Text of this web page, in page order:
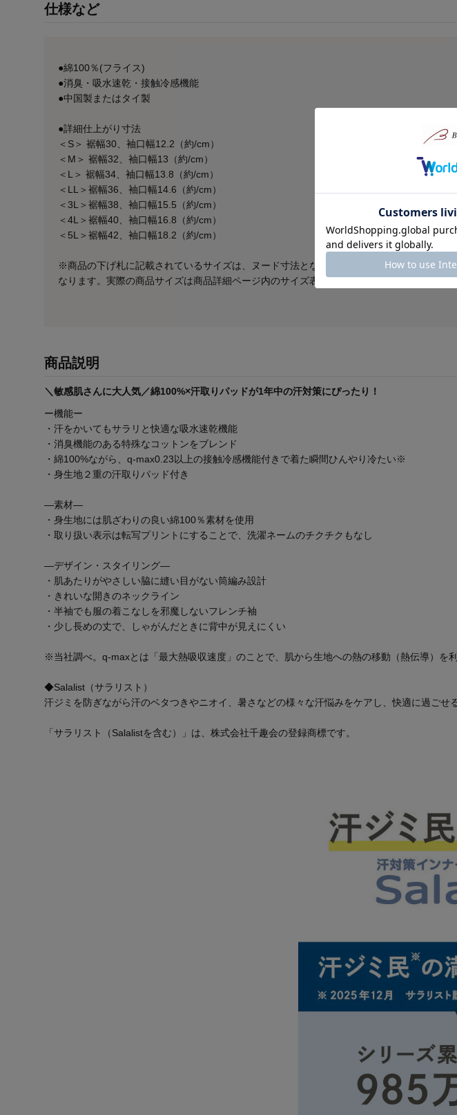
仕様など
●綿100％(フライス)
●消臭・吸水速乾・接触冷感機能
●中国製またはタイ製
●詳細仕上がり寸法
＜S＞ 裾幅30、袖口幅12.2（約/cm）
＜M＞ 裾幅32、袖口幅13（約/cm）
＜L＞ 裾幅34、袖口幅13.8（約/cm）
＜LL＞裾幅36、袖口幅14.6（約/cm）
＜3L＞裾幅38、袖口幅15.5（約/cm）
＜4L＞裾幅40、袖口幅16.8（約/cm）
＜5L＞裾幅42、袖口幅18.2（約/cm）
※商品の下げ札に記載されているサイズは、ヌード寸法となり商品の仕上がりサイズとは異
なります。実際の商品サイズは商品詳細ページ内のサイズ表をご確認ください。
商品説明
＼敏感肌さんに大人気／綿100%×汗取りパッドが1年中の汗対策にぴったり！
ー機能ー
・汗をかいてもサラリと快適な吸水速乾機能
・消臭機能のある特殊なコットンをブレンド
・綿100%ながら、q-max0.23以上の接触冷感機能付きで着た瞬間ひんやり冷たい※
・身生地２重の汗取りパッド付き
―素材―
・身生地には肌ざわりの良い綿100％素材を使用
・取り扱い表示は転写プリントにすることで、洗濯ネームのチクチクもなし
―デザイン・スタイリング―
・肌あたりがやさしい脇に縫い目がない筒編み設計
・きれいな開きのネックライン
・半袖でも服の着こなしを邪魔しないフレンチ袖
・少し長めの丈で、しゃがんだときに背中が見えにくい
※当社調べ。q-maxとは「最大熱吸収速度」のことで、肌から生地への熱の移動（熱伝導）を
◆Salalist（サラリスト）
汗ジミを防ぎながら汗のベタつきやニオイ、暑さなどの様々な汗悩みをケアし、快適に過ごせ
「サラリスト（Salalistを含む）」は、株式会社千趣会の登録商標です。